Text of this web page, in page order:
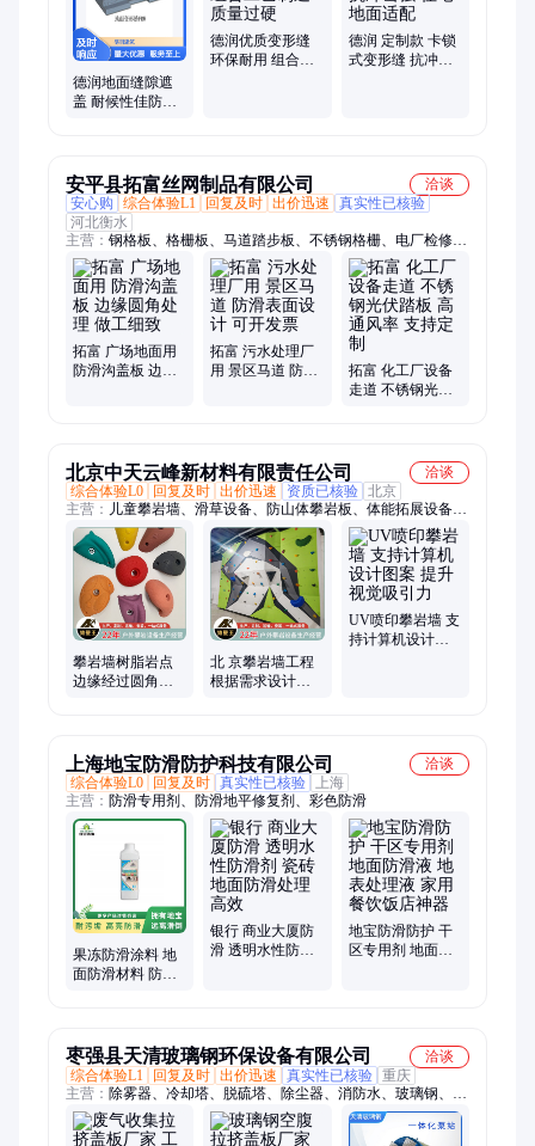
德润地面缝隙遮
盖 耐候性佳防滑
德润优质变形缝
环保耐用 组合工
德润 定制款 卡锁
式变形缝 抗冲击
安平县拓富丝网制品有限公司
洽谈
安心购
综合体验L1 回复及时 出价迅速
真实性已核验
河北衡水
主营： 钢格板、格栅板、马道踏步板、不锈钢格栅、电厂检修平
台
拓富 广场地面用
防滑沟盖板 边缘
拓富 污水处理厂
用 景区马道 防滑
拓富 化工厂设备
走道 不锈钢光伏
北京中天云峰新材料有限责任公司
洽谈
综合体验L0
回复及时 出价迅速 资质已核验 北京
主营： 儿童攀岩墙、滑草设备、防山体攀岩板、体能拓展设备、
不锈钢滑梯、家庭游乐设备、百变云梯、攀岩墙、户外攀岩墙、
木制攀岩板、匹克球拍、户外拓展设备、儿童游乐设备、幼儿园
游乐设备、户外大型攀岩墙、学校攀岩墙、室外攀岩墙、家庭攀
岩板、攀岩板、水上拓展器材、景区攀岩墙、玻璃钢攀岩板、消
防训练塔、攀岩墙支点
攀岩墙树脂岩点
边缘经过圆角处
北 京攀岩墙工程
根据需求设计不
UV喷印攀岩墙 支
持计算机设计图
上海地宝防滑防护科技有限公司
洽谈
综合体验L0
回复及时 真实性已核验
上海
主营： 防滑专用剂、防滑地平修复剂、彩色防滑
果冻防滑涂料 地
面防滑材料 防滑
银行 商业大厦防
滑 透明水性防滑
地宝防滑防护 干
区专用剂 地面防
枣强县天清玻璃钢环保设备有限公司
洽谈
综合体验L1
回复及时 出价迅速 真实性已核验 重庆
主营： 除雾器、冷却塔、脱硫塔、除尘器、消防水、玻璃钢、微
生物、水池盖板、燃气锅炉、锅炉脱硫、缠绕管道、供水设备、
拱形盖板、机械缠绕、生物滤池、化工储罐、运输储罐、雨水泵